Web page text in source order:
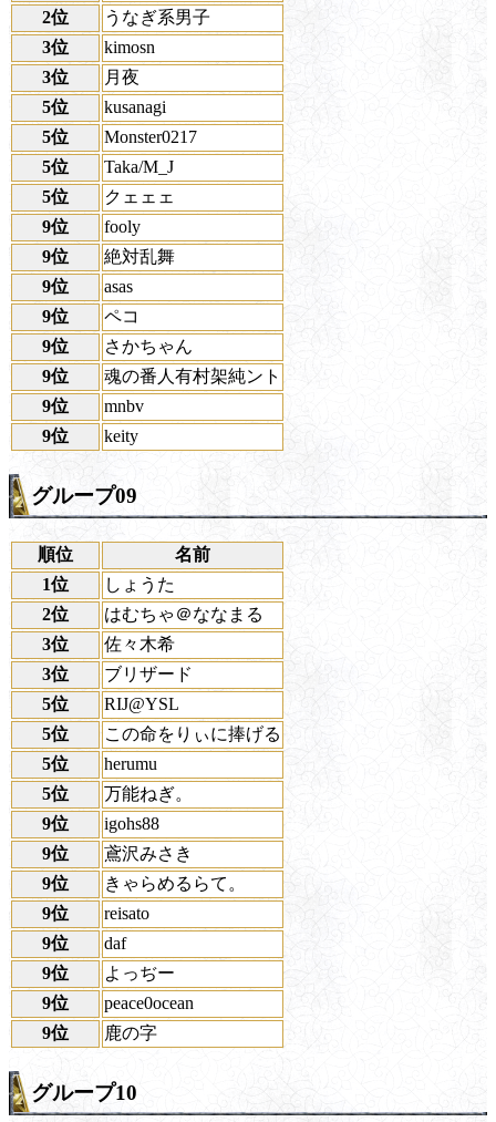
2位
うなぎ系男子
3位
kimosn
3位
月夜
5位
kusanagi
5位
Monster0217
5位
Taka/M_J
5位
クェェェ
9位
fooly
9位
絶対乱舞
9位
asas
9位
ペコ
9位
さかちゃん
9位
魂の番人有村架純ント
9位
mnbv
9位
keity
グループ09
順位
名前
1位
しょうた
2位
はむちゃ＠ななまる
3位
佐々木希
3位
ブリザード
5位
RIJ@YSL
5位
この命をりぃに捧げる
5位
herumu
5位
万能ねぎ。
9位
igohs88
9位
鳶沢みさき
9位
きゃらめるらて。
9位
reisato
9位
daf
9位
よっぢー
9位
peace0ocean
9位
鹿の字
グループ10